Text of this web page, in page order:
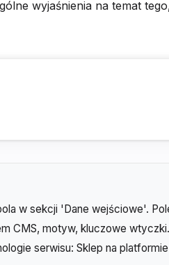
wyjaśnienia na temat
w sekcji 'Dane wejściowe'.
CMS, motyw, kluczowe
serwisu: Sklep na